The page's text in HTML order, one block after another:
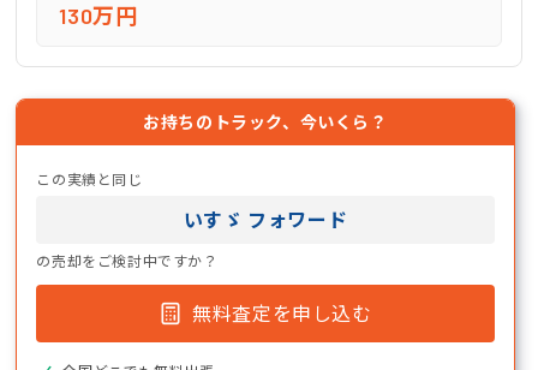
130万円
お持ちのトラック、今いくら？
この実績と同じ
いすゞ フォワード
の売却をご検討中ですか？
無料査定を申し込む